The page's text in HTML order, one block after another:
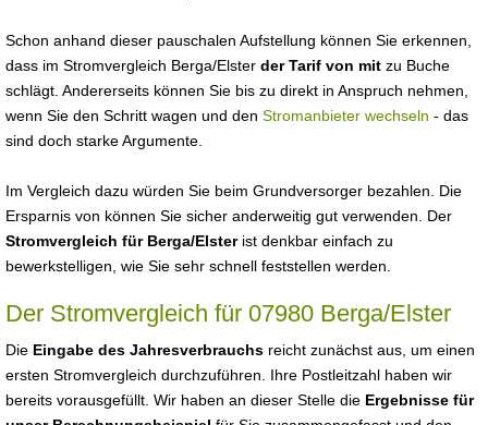
Schon anhand dieser pauschalen Aufstellung können Sie erkennen,
dass im Stromvergleich Berga/Elster der Tarif von mit zu Buche
schlägt. Andererseits können Sie bis zu direkt in Anspruch nehmen,
wenn Sie den Schritt wagen und den Stromanbieter wechseln - das
sind doch starke Argumente.
Im Vergleich dazu würden Sie beim Grundversorger bezahlen. Die
Ersparnis von können Sie sicher anderweitig gut verwenden. Der
Stromvergleich für Berga/Elsterist denkbar einfach zu
bewerkstelligen, wie Sie sehr schnell feststellen werden.
Der Stromvergleich für 07980 Berga/Elster
Die Eingabe des Jahresverbrauchs reicht zunächst aus, um einen
ersten Stromvergleich durchzuführen. Ihre Postleitzahl haben wir
bereits vorausgefüllt. Wir haben an dieser Stelle die Ergebnisse für